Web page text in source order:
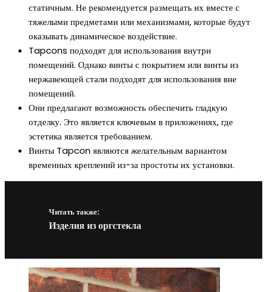
статичным. Не рекомендуется размещать их вместе с
тяжелыми предметами или механизмами, которые будут
оказывать динамическое воздействие.
Tapcons подходят для использования внутри
помещений. Однако винты с покрытием или винты из
нержавеющей стали подходят для использования вне
помещений.
Они предлагают возможность обеспечить гладкую
отделку. Это является ключевым в приложениях, где
эстетика является требованием.
Винты Tapcon являются желательным вариантом
временных креплений из-за простоты их установки.
Читать также:
Изделия из оргстекла